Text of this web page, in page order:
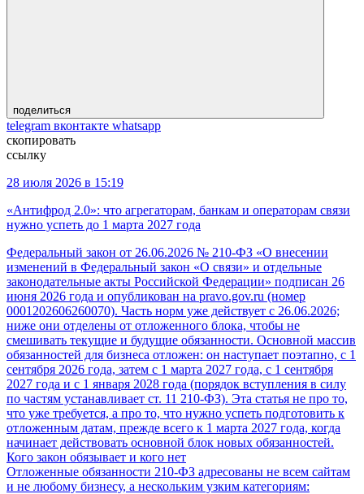
поделиться
telegram вконтакте whatsapp
скопировать
ссылку
28 июля 2026 в 15:19
«Антифрод 2.0»: что агрегаторам, банкам и операторам связи
нужно успеть до 1 марта 2027 года
Федеральный закон от 26.06.2026 № 210-ФЗ «О внесении
изменений в Федеральный закон «О связи» и отдельные
законодательные акты Российской Федерации» подписан 26
июня 2026 года и опубликован на pravo.gov.ru (номер
0001202606260070). Часть норм уже действует с 26.06.2026;
ниже они отделены от отложенного блока, чтобы не
смешивать текущие и будущие обязанности. Основной массив
обязанностей для бизнеса отложен: он наступает поэтапно, с 1
сентября 2026 года, затем с 1 марта 2027 года, с 1 сентября
2027 года и с 1 января 2028 года (порядок вступления в силу
по частям устанавливает ст. 11 210-ФЗ). Эта статья не про то,
что уже требуется, а про то, что нужно успеть подготовить к
отложенным датам, прежде всего к 1 марта 2027 года, когда
начинает действовать основной блок новых обязанностей.
Кого закон обязывает и кого нет
Отложенные обязанности 210-ФЗ адресованы не всем сайтам
и не любому бизнесу, а нескольким узким категориям: